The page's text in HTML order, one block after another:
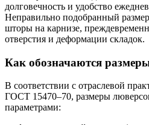
долговечность и удобство
Неправильно подобранный
шторы на карнизе,
отверстия и деформации складок.
Как обозначаются
В соответствии с отраслевой
ГОСТ 15470–70, размеры
параметрами: